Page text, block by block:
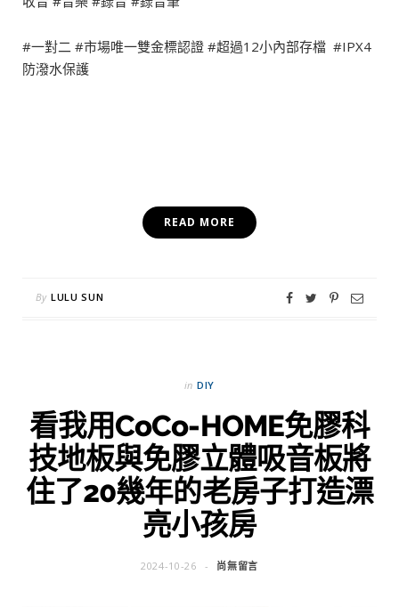
#一對二 #市場唯一雙金標認證 #超過12小內部存檔 #IPX4
防潑水保護
READ MORE
By LULU SUN
in DIY
看我用CoCo-HOME免膠科
技地板與免膠立體吸音板將
住了20幾年的老房子打造漂
亮小孩房
2024-10-26 尚無留言